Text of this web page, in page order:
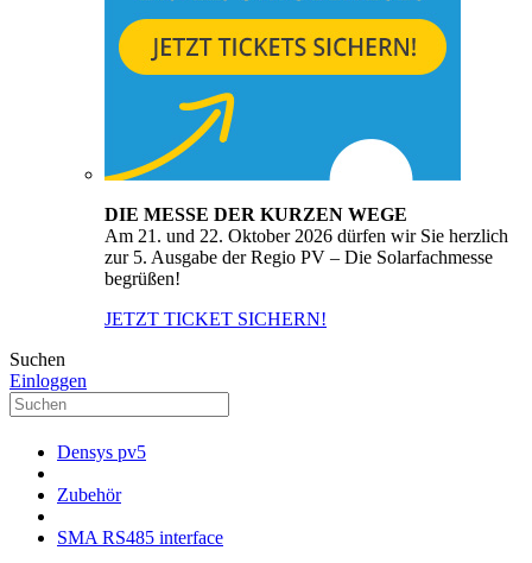
DIE MESSE DER KURZEN WEGE
Am 21. und 22. Oktober 2026 dürfen wir Sie herzlich
zur 5. Ausgabe der Regio PV – Die Solarfachmesse
begrüßen!
JETZT TICKET SICHERN!
Suchen
Einloggen
Densys pv5
Zubehör
SMA RS485 interface